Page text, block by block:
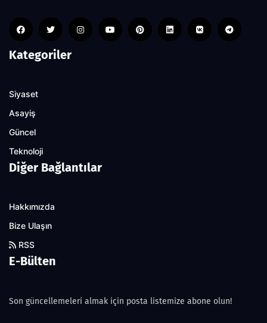
Kategoriler
Siyaset
Asayiş
Güncel
Teknoloji
Diğer Bağlantılar
Hakkımızda
Bize Ulaşın
RSS
E-Bülten
Son güncellemeleri almak için posta listemize abone olun!